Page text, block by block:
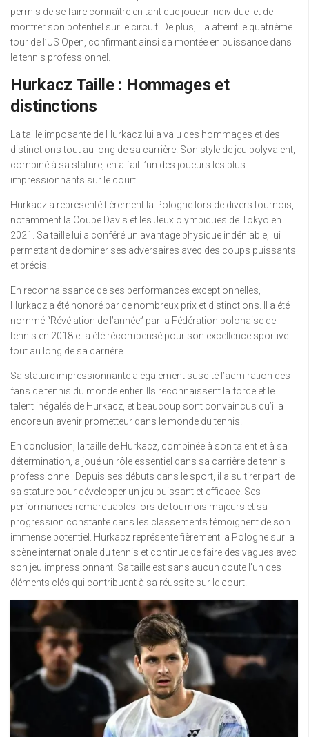
permis de se faire connaître en tant que joueur individuel et de
montrer son potentiel sur le circuit. De plus, il a atteint le quatrième
tour de l’US Open, confirmant ainsi sa montée en puissance dans
le tennis professionnel.
Hurkacz Taille : Hommages et
distinctions
La taille imposante de Hurkacz lui a valu des hommages et des
distinctions tout au long de sa carrière. Son style de jeu polyvalent,
combiné à sa stature, en a fait l’un des joueurs les plus
impressionnants sur le court.
Hurkacz a représenté fièrement la Pologne lors de divers tournois,
notamment la Coupe Davis et les Jeux olympiques de Tokyo en
2021. Sa taille lui a conféré un avantage physique indéniable, lui
permettant de dominer ses adversaires avec des coups puissants
et précis.
En reconnaissance de ses performances exceptionnelles,
Hurkacz a été honoré par de nombreux prix et distinctions. Il a été
nommé “Révélation de l’année” par la Fédération polonaise de
tennis en 2018 et a été récompensé pour son excellence sportive
tout au long de sa carrière.
Sa stature impressionnante a également suscité l’admiration des
fans de tennis du monde entier. Ils reconnaissent la force et le
talent inégalés de Hurkacz, et beaucoup sont convaincus qu’il a
encore un avenir prometteur dans le monde du tennis.
En conclusion, la taille de Hurkacz, combinée à son talent et à sa
détermination, a joué un rôle essentiel dans sa carrière de tennis
professionnel. Depuis ses débuts dans le sport, il a su tirer parti de
sa stature pour développer un jeu puissant et efficace. Ses
performances remarquables lors de tournois majeurs et sa
progression constante dans les classements témoignent de son
immense potentiel. Hurkacz représente fièrement la Pologne sur la
scène internationale du tennis et continue de faire des vagues avec
son jeu impressionnant. Sa taille est sans aucun doute l’un des
éléments clés qui contribuent à sa réussite sur le court.